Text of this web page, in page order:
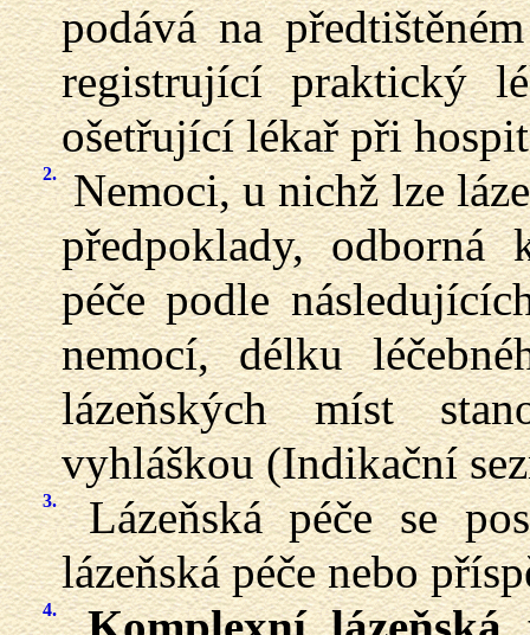
podává na
registrující praktický
ošetřující lékař při
2.Nemoci, u nichž lze
předpoklady, odborná
péče podle
nemocí, délku
lázeňských míst
vyhláškou (Indikační
3.Lázeňská péče se
lázeňská péče nebo
4.